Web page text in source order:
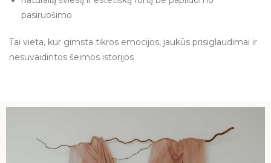
pasiruošimo
Tai vieta, kur gimsta tikros emocijos, jaukūs prisiglaudimai ir
nesuvaidintos šeimos istorijos